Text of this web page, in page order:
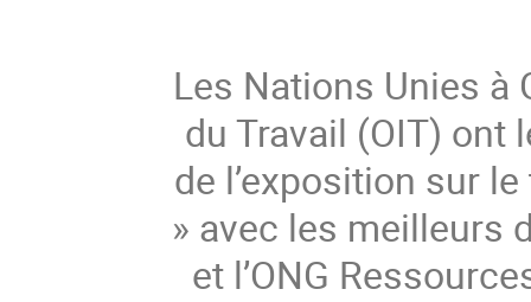
Les Nations Unies à
du Travail (OIT) ont
de l’exposition sur
» avec les meilleurs
et l’ONG